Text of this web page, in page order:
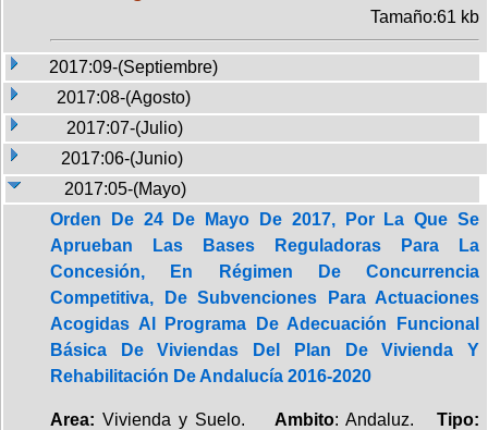
Tamaño:61 kb
2017:09-(Septiembre)
2017:08-(Agosto)
2017:07-(Julio)
2017:06-(Junio)
2017:05-(Mayo)
Orden De 24 De Mayo De 2017, Por La Que Se
Aprueban Las Bases Reguladoras Para La
Concesión, En Régimen De Concurrencia
Competitiva, De Subvenciones Para Actuaciones
Acogidas Al Programa De Adecuación Funcional
Básica De Viviendas Del Plan De Vivienda Y
Rehabilitación De Andalucía 2016-2020
Area: Vivienda y Suelo. Ambito: Andaluz.Tipo: